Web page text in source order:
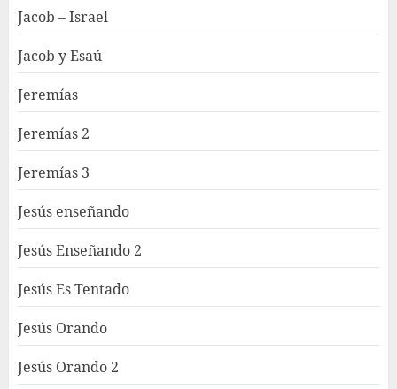
Jacob – Israel
Jacob y Esaú
Jeremías
Jeremías 2
Jeremías 3
Jesús enseñando
Jesús Enseñando 2
Jesús Es Tentado
Jesús Orando
Jesús Orando 2